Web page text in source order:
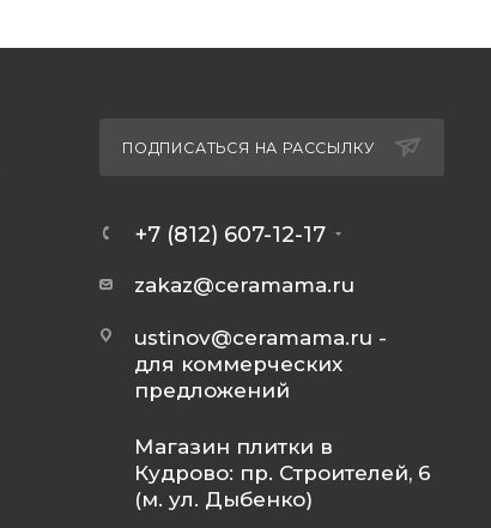
ПОДПИСАТЬСЯ НА РАССЫЛКУ
+7 (812) 607-12-17
zakaz@ceramama.ru
ustinov@ceramama.ru -
для коммерческих
предложений
Магазин плитки в
Кудрово: пр. Строителей, 6
(м. ул. Дыбенко)